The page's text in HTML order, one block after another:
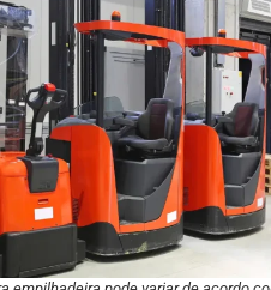
empilhadeira pode variar de acordo